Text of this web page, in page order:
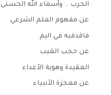
الحرب .. وأسماء الله الحسنى
عن مفهوم العلم الشرعي
فاقذفيه في اليم
عن حجب الغيب
العقيدة وهوية الأعداء
عن معجزة الأنبياء